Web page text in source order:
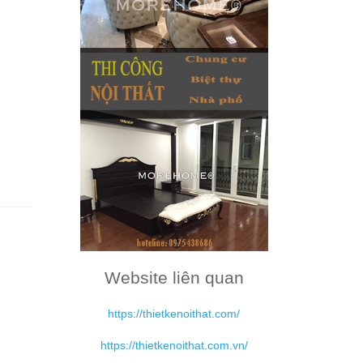
Website liên quan
https://thietkenoithat.com/
https://thietkenoithat.com.vn/